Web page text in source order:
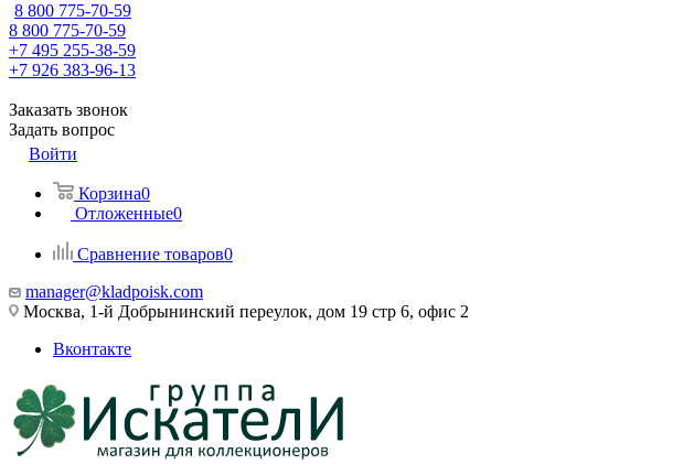
8 800 775-70-59
8 800 775-70-59
+7 495 255-38-59
+7 926 383-96-13
Заказать звонок
Задать вопрос
Войти
Корзина0
Отложенные0
Сравнение товаров0
manager@kladpoisk.com
Москва, 1-й Добрынинский переулок, дом 19 стр 6, офис 2
Вконтакте